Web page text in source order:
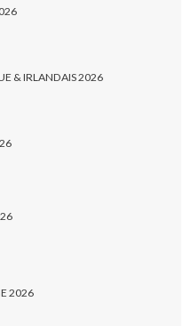
& IRLANDAIS 2026
2026